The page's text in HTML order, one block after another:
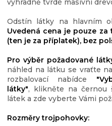
výhradně tvrdé masivní
Odstín látky na hlavním
Uvedená cena je pouze za
(ten je za příplatek), bez
Pro výběr požadované
náhled na látku se vraťte
rozbalovací nabídce
látky", klikněte na černou
látek a zde vyberte Vámi
Rozměry trojpohovky: